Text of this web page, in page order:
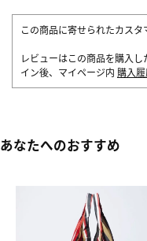
この商品に寄せられたカスタ
レビューはこの商品を購入
イン後、マイページ内 購入
あなたへのおすすめ